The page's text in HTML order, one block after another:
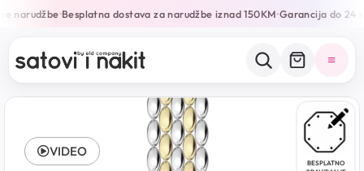
narudžbe•Besplatna dostava za narudžbe iznad 150KM•Garancija do 24
BESPLATNO
VIDEO